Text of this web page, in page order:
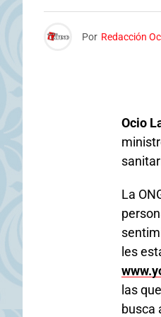
Por Redacción
Ocio
La
les
las
busca